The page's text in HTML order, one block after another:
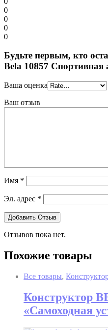
0
0
0
0
Будьте первым, кто
Bela 10857 Спортивная
Ваша оценка
Ваш отзыв
Имя *
Эл. адрес *
Отзывов пока нет.
Похожие товары
Все товары,
Конструктор
«Самоходная